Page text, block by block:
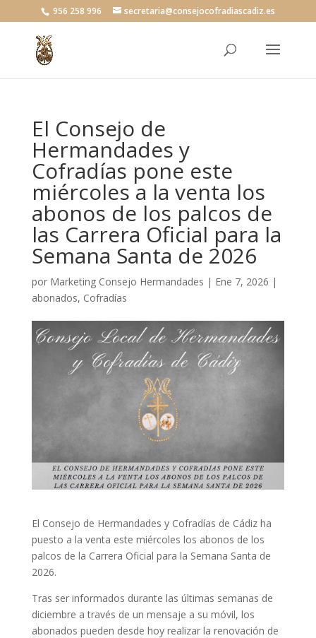
956 258 996 secretaria@consejocofradiascadiz.es
El Consejo de
Hermandades y
Cofradías pone este
miércoles a la venta los
abonos de los palcos de
las Carrera Oficial para la
Semana Santa de 2026
por Marketing Consejo Hermandades | Ene 7, 2026 |
abonados, Cofradías
El Consejo de Hermandades y Cofradías de Cádiz ha
puesto a la venta este miércoles los abonos de los
palcos de la Carrera Oficial para la Semana Santa de
2026.
Tras ser informados durante las últimas semanas de
diciembre a través de un mensaje a su móvil, los
abonados pueden desde hoy realizar la renovación de